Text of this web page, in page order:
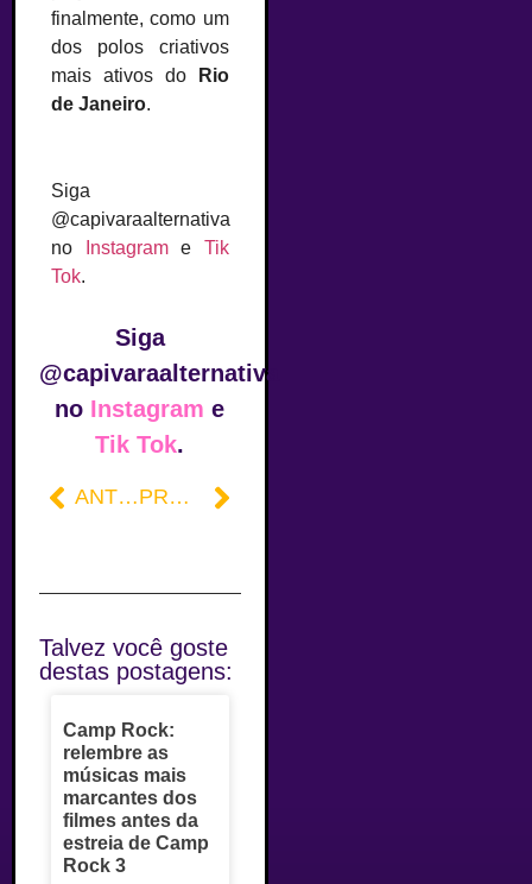
finalmente, como um
dos polos criativos
mais ativos do
Rio
de Janeiro.
Siga
@capivaraalternativa
no
Instagrame Tik
Tok.
Siga
@capivaraalternativa
no Instagram e
Tik Tok.
ANTERIOR PRÓXIMO
Talvez você goste
destas postagens:
Camp Rock:
relembre as
músicas mais
marcantes dos
filmes antes da
estreia de Camp
Rock 3